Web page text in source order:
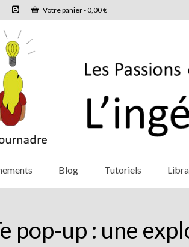
Votre panier-0,00€
Blog Tutoriels
pop-up : une